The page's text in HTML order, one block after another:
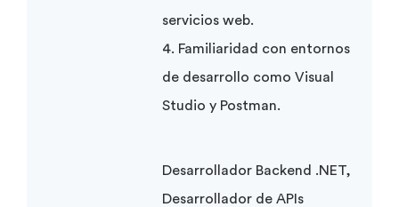
servicios web.
4. Familiaridad con entornos
de desarrollo como Visual
Studio y Postman.
Desarrollador Backend .NET,
Desarrollador de APIs